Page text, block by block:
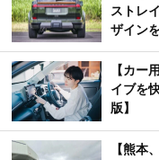
ストレ
ザイン
【カー
イブを
版】
【熊本